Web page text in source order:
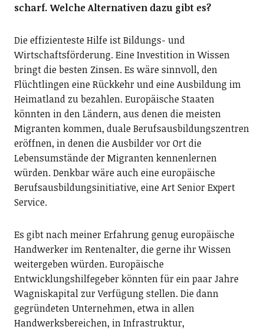
scharf. Welche Alternativen dazu gibt es?
Die effizienteste Hilfe ist Bildungs- und
Wirtschaftsförderung. Eine Investition in Wissen
bringt die besten Zinsen. Es wäre sinnvoll, den
Flüchtlingen eine Rückkehr und eine Ausbildung im
Heimatland zu bezahlen. Europäische Staaten
könnten in den Ländern, aus denen die meisten
Migranten kommen, duale Berufsausbildungszentren
eröffnen, in denen die Ausbilder vor Ort die
Lebensumstände der Migranten kennenlernen
würden. Denkbar wäre auch eine europäische
Berufsausbildungsinitiative, eine Art Senior Expert
Service.
Es gibt nach meiner Erfahrung genug europäische
Handwerker im Rentenalter, die gerne ihr Wissen
weitergeben würden. Europäische
Entwicklungshilfegeber könnten für ein paar Jahre
Wagniskapital zur Verfügung stellen. Die dann
gegründeten Unternehmen, etwa in allen
Handwerksbereichen, in Infrastruktur,